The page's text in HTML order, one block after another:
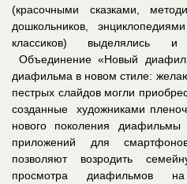
(красочными сказками,
дошкольников,
классиков) выделялись и
Объединение «Новый
диафильма в новом стиле:
пестрых слайдов могли
созданные художниками
нового поколения
приложений для
позволяют возродить
просмотра